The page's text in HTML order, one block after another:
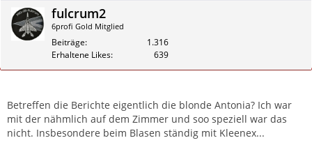
fulcrum2
6profi Gold Mitglied
Beiträge
1.316
Erhaltene Likes
639
Betreffen die Berichte eigentlich die blonde Antonia? Ich war
mit der nähmlich auf dem Zimmer und soo speziell war das
nicht. Insbesondere beim Blasen ständig mit Kleenex...
Zitieren